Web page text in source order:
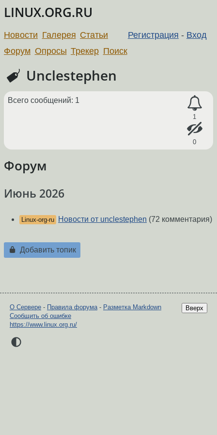
LINUX.ORG.RU
Регистрация - Вход
Новости Галерея Статьи
Форум Опросы Трекер Поиск
Unclestephen
1
0
Всего сообщений: 1
Форум
Июнь 2026
Linux-org-ru Новости от unclestephen (72 комментария)
Добавить топик
Вверх
О Сервере - Правила форума - Разметка Markdown
Сообщить об ошибке
https://www.linux.org.ru/